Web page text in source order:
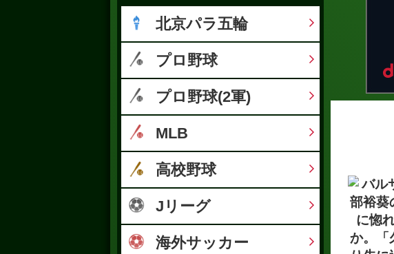
北京パラ五輪
プロ野球
プロ野球(2軍)
MLB
高校野球
Jリーグ
海外サッカー